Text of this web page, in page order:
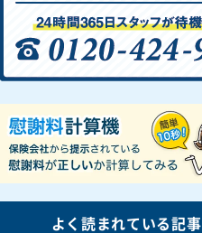
よく読まれている記事